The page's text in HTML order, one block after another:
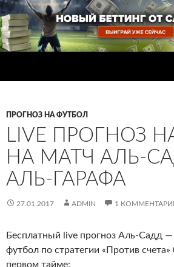
Перейти
к
содержимому
ПРОГНОЗ НА ФУТБОЛ
LIVE ПРОГНОЗ
НА МАТЧ АЛЬ-
АЛЬ-ГАРАФА
27.01.2017 ADMIN 1
Бесплатный live прогноз Аль-Садд
футбол по стратегии «Против
первом тайме: